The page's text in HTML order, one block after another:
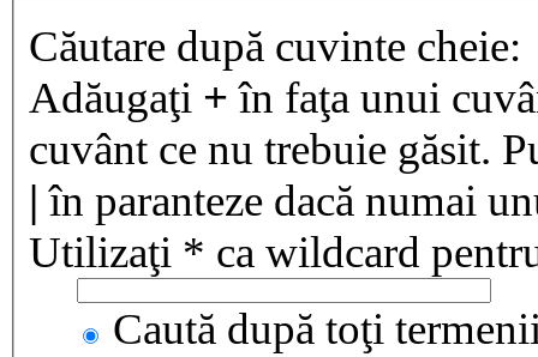
Căutare după cuvinte cheie:
Adăugaţi + în faţa unui
cuvânt ce nu trebuie găsit.
| în paranteze dacă numai
Utilizaţi * ca wildcard
Caută după toţi